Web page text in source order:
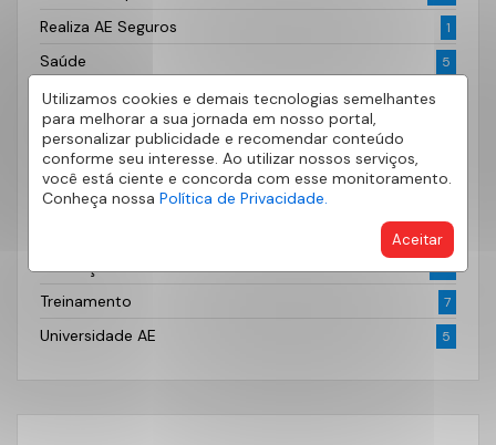
Utilizamos cookies e demais tecnologias semelhantes
para melhorar a sua jornada em nosso portal,
personalizar publicidade e recomendar conteúdo
conforme seu interesse. Ao utilizar nossos serviços,
você está ciente e concorda com esse monitoramento.
Conheça nossa Política de Privacidade.
Aceitar
Realiza AE Seguros 1
Saúde 5
Segurança
Segurança
Sem categoria
Sorocaba
Transação Imobiliária 22
Treinamento 7
Universidade AE 5